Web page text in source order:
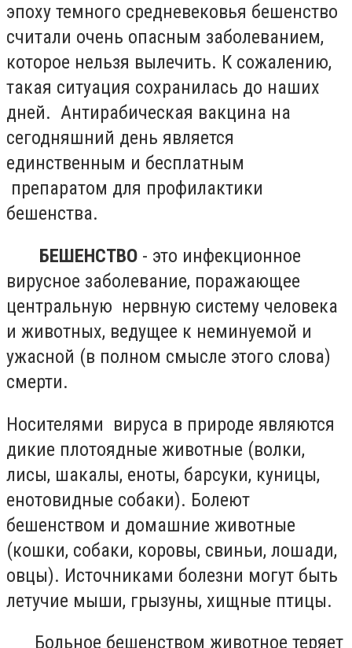
эпоху темного средневековья бешенство
считали очень опасным заболеванием,
которое нельзя вылечить. К сожалению,
такая ситуация сохранилась до наших
дней. Антирабическая вакцина на
сегодняшний день является
единственным и бесплатным
препаратом для профилактики
бешенства.
БЕШЕНСТВО - это инфекционное
вирусное заболевание, поражающее
центральную нервную систему человека
и животных, ведущее к неминуемой и
ужасной (в полном смысле этого слова)
смерти.
Носителями вируса в природе являются
дикие плотоядные животные (волки,
лисы, шакалы, еноты, барсуки, куницы,
енотовидные собаки). Болеют
бешенством и домашние животные
(кошки, собаки, коровы, свиньи, лошади,
овцы). Источниками болезни могут быть
летучие мыши, грызуны, хищные птицы.
Больное бешенством животное теряет